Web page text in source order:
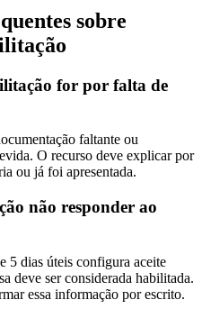
sobre
for por falta de
faltante ou
O recurso deve explicar por
ou já foi apresentada.
não responder ao
5 dias úteis configura aceite
deve ser considerada habilitada.
essa informação por escrito.